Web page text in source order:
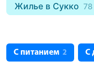
Жилье в Сукко 78
С питанием 2 С